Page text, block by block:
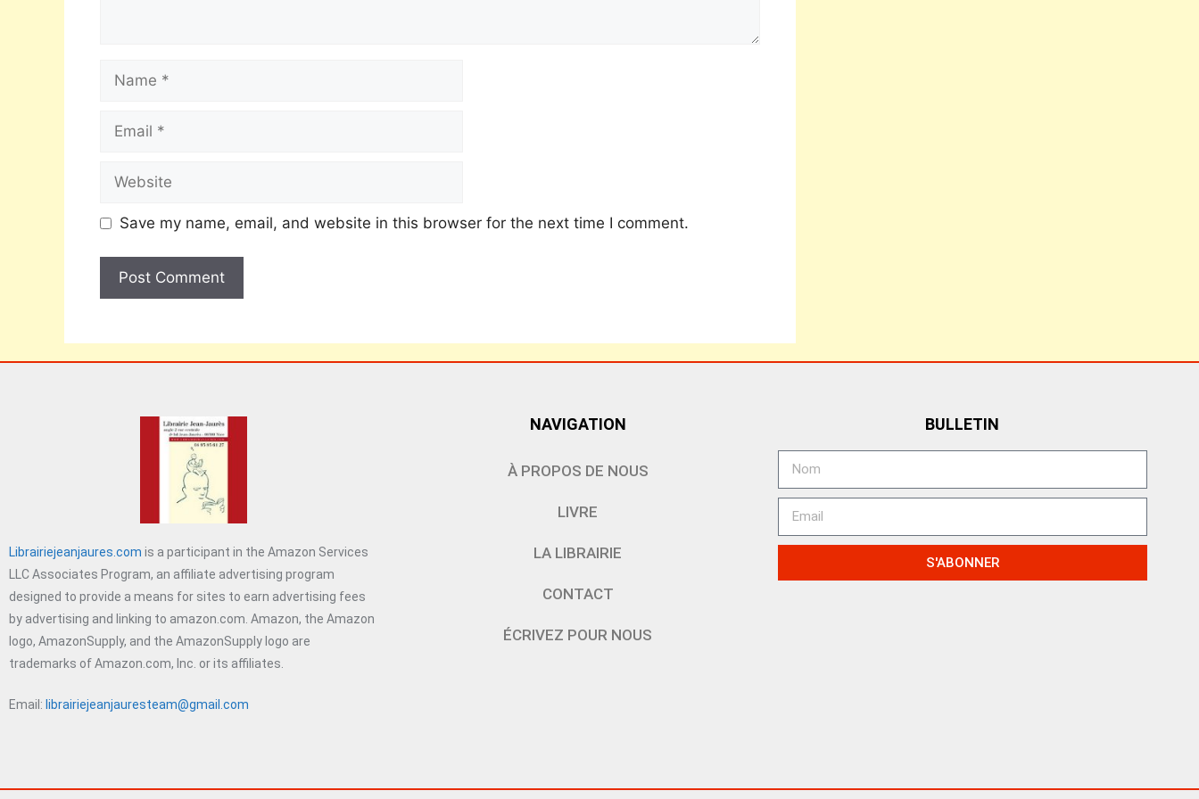
Save my name, email, and website in this browser for the next time I comment.
Librairiejeanjaures.com is a participant in the Amazon Services
LLC Associates Program, an affiliate advertising program
designed to provide a means for sites to earn advertising fees
by advertising and linking to amazon.com. Amazon, the Amazon
logo, AmazonSupply, and the AmazonSupply logo are
trademarks of Amazon.com, Inc. or its affiliates.
Email: librairiejeanjauresteam@gmail.com
NAVIGATION
À PROPOS DE NOUS
LIVRE
LA LIBRAIRIE
CONTACT
ÉCRIVEZ POUR NOUS
BULLETIN
S'ABONNER